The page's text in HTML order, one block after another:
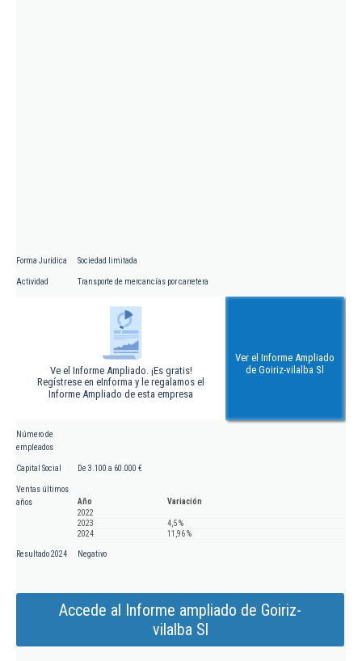
Forma Jurídica Sociedad limitada
Actividad Transporte de mercancías por carretera
Ve el Informe Ampliado. ¡Es gratis!
Regístrese en eInforma y le regalamos el
Informe Ampliado de esta empresa
Ver el Informe Ampliado
de Goiriz-vilalba Sl
Número de
empleados
Capital Social De 3.100 a 60.000 €
Ventas últimos
años
Año
Variación
2022
2023
4,5 %
2024
11,96 %
Resultado 2024 Negativo
Accede al Informe ampliado de Goiriz-
vilalba Sl